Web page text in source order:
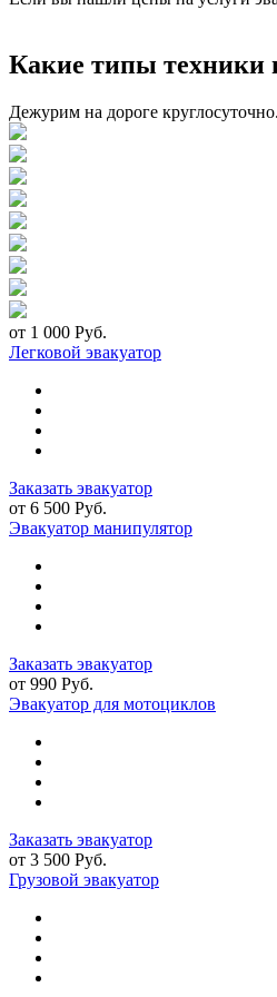
Какие типы техники
Дежурим на дороге
от 1 000 Руб.
Легковой эвакуатор
Заказать эвакуатор
от 6 500 Руб.
Эвакуатор манипулятор
Заказать эвакуатор
от 990 Руб.
Эвакуатор для мотоциклов
Заказать эвакуатор
от 3 500 Руб.
Грузовой эвакуатор